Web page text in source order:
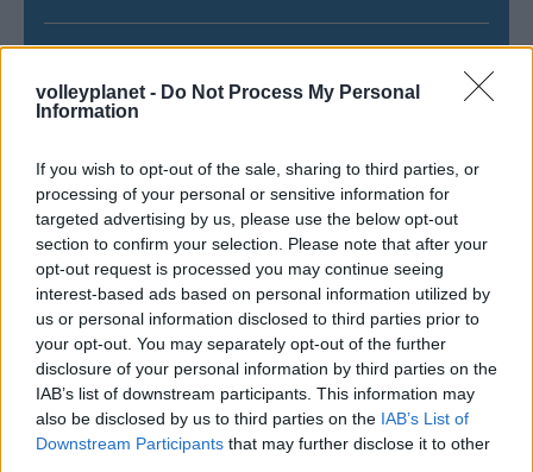
volleyplanet - Do Not Process My Personal
Information
If you wish to opt-out of the sale, sharing to third parties, or
processing of your personal or sensitive information for
targeted advertising by us, please use the below opt-out
section to confirm your selection. Please note that after your
opt-out request is processed you may continue seeing
interest-based ads based on personal information utilized by
us or personal information disclosed to third parties prior to
your opt-out. You may separately opt-out of the further
disclosure of your personal information by third parties on the
IAB’s list of downstream participants. This information may
also be disclosed by us to third parties on the IAB’s List of
Downstream Participants that may further disclose it to other
Έτοιμη για… υψηλές πτήσεις η Μπενφίκα του Ψάρρα
με τον «Ιπτάμενο Ολλανδό» Βίλτενμπουργκ
05/08/2026
Ισόπαλο το πρωτο φιλικό τεστ της Εθνικής στο
Ουρμπίνο
05/08/2026
Προς στρατηγική συνεργασία ΠΑΣΑΠΠ και
Πανεπιστημίου Πατρών
05/08/2026
Πρώτο δυνατό τεστ της Εθνικής Γυναικών επί ιταλικού